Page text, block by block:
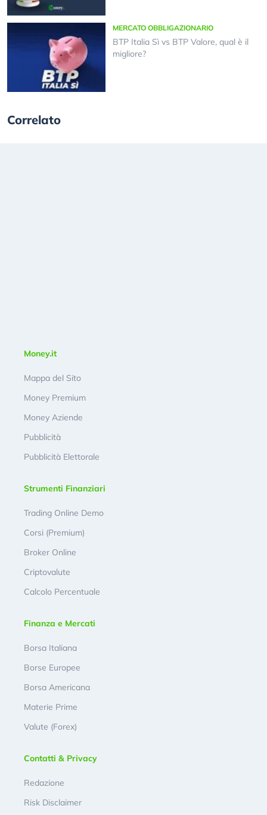
MERCATO OBBLIGAZIONARIO
BTP Italia Sì vs BTP Valore, qual è il
migliore?
Correlato
Money.it
Mappa del Sito
Money Premium
Money Aziende
Pubblicità
Pubblicità Elettorale
Strumenti Finanziari
Trading Online Demo
Corsi (Premium)
Broker Online
Criptovalute
Calcolo Percentuale
Finanza e Mercati
Borsa Italiana
Borse Europee
Borsa Americana
Materie Prime
Valute (Forex)
Contatti & Privacy
Redazione
Risk Disclaimer